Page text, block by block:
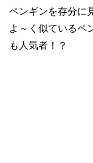
ペンギンを存分に
よ～く似ているペ
も人気者！？